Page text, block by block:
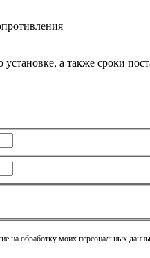
а также сроки
на обработку моих персональных